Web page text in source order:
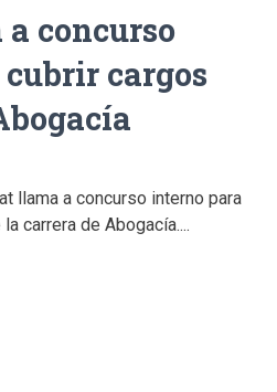
concurso
cargos
llama a concurso interno para
carrera de Abogacía....